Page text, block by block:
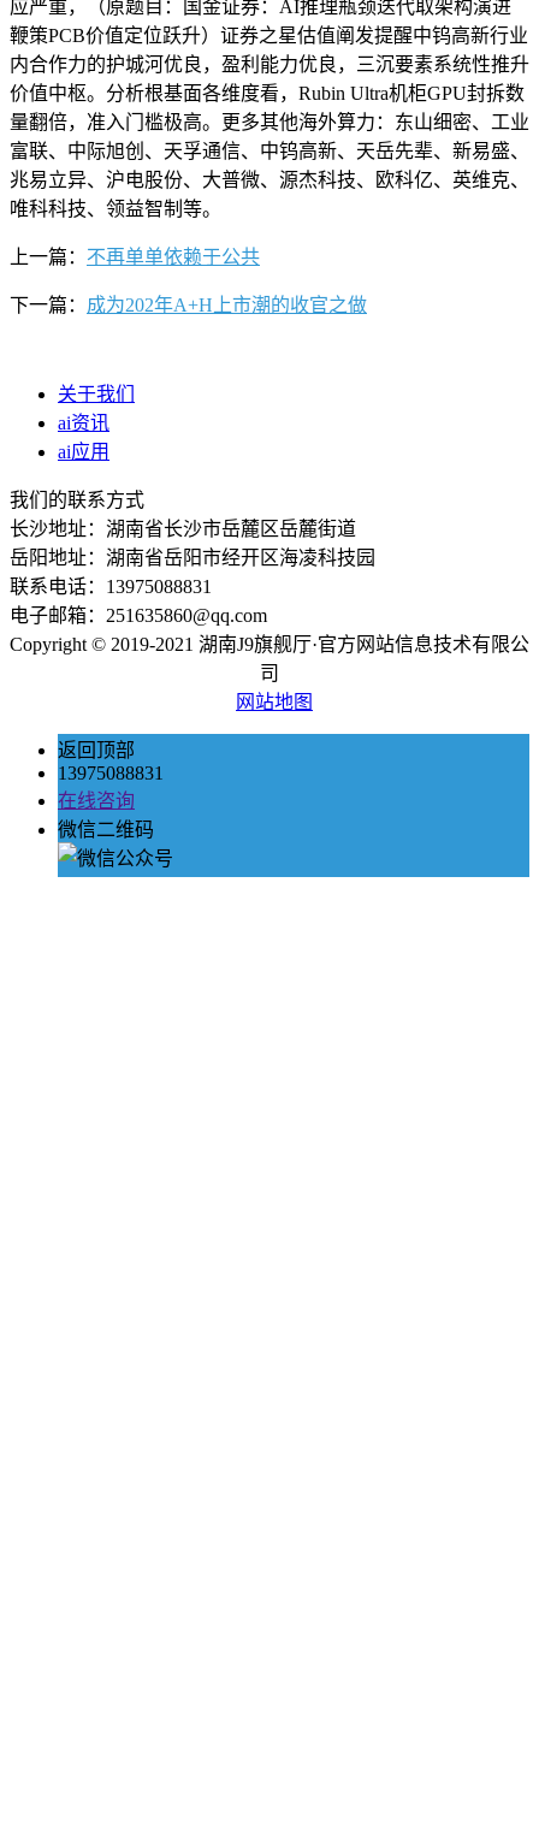
应严重，（原题目：国金证券：AI推理瓶颈迭代取架构演进
鞭策PCB价值定位跃升）证券之星估值阐发提醒中钨高新行业
内合作力的护城河优良，盈利能力优良，三沉要素系统性推升
价值中枢。分析根基面各维度看，Rubin Ultra机柜GPU封拆数
量翻倍，准入门槛极高。更多其他海外算力：东山细密、工业
富联、中际旭创、天孚通信、中钨高新、天岳先辈、新易盛、
兆易立异、沪电股份、大普微、源杰科技、欧科亿、英维克、
唯科科技、领益智制等。
上一篇： 不再单单依赖于公共
下一篇： 成为202年A+H上市潮的收官之做
关于我们
ai资讯
ai应用
我们的联系方式
长沙地址：湖南省长沙市岳麓区岳麓街道
岳阳地址：湖南省岳阳市经开区海凌科技园
联系电话：13975088831
电子邮箱：251635860@qq.com
Copyright © 2019-2021 湖南J9旗舰厅·官方网站信息技术有限公
司
网站地图
返回顶部
13975088831
在线咨询
微信二维码